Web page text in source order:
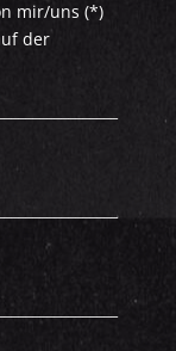
mir/uns (*)
der